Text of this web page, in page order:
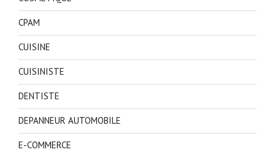
CPAM
CUISINE
CUISINISTE
DENTISTE
DEPANNEUR AUTOMOBILE
E-COMMERCE